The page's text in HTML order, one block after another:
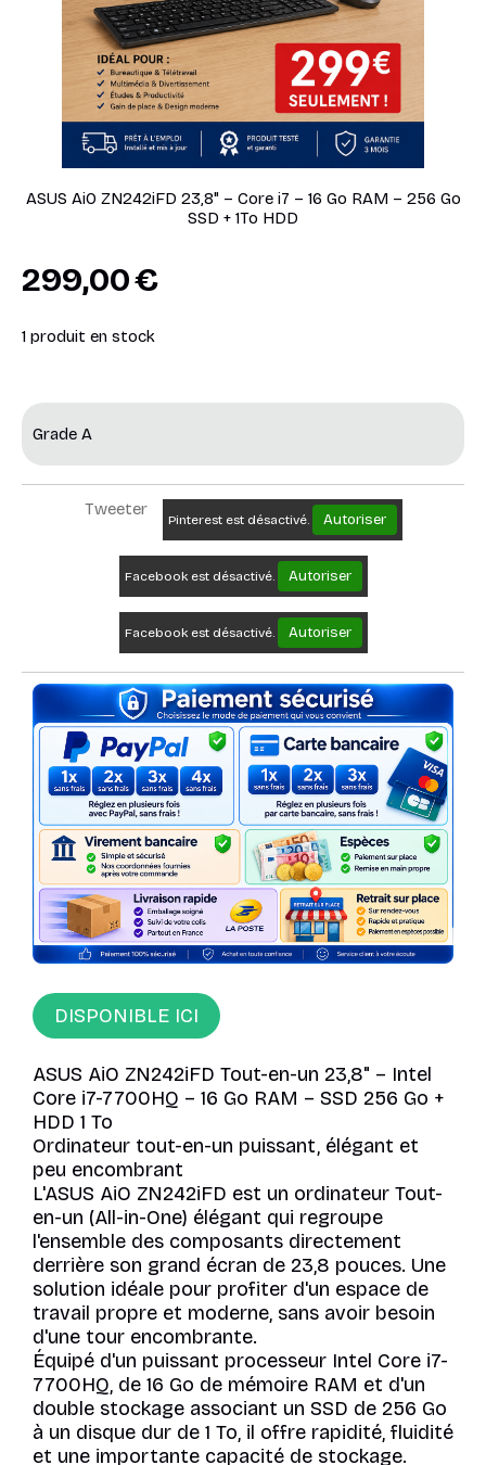
ASUS AiO ZN242iFD 23,8" – Core i7 – 16 Go RAM – 256 Go
SSD + 1To HDD
299,00€
1 produit en stock
Grade A
Tweeter
Pinterest est désactivé. Autoriser
Facebook est désactivé. Autoriser
Facebook est désactivé. Autoriser
DISPONIBLE ICI
ASUS AiO ZN242iFD Tout-en-un 23,8" – Intel
Core i7-7700HQ – 16 Go RAM – SSD 256 Go +
HDD 1 To
Ordinateur tout-en-un puissant, élégant et
peu encombrant
L'ASUS AiO ZN242iFD est un ordinateur Tout-
en-un (All-in-One) élégant qui regroupe
l'ensemble des composants directement
derrière son grand écran de 23,8 pouces. Une
solution idéale pour profiter d'un espace de
travail propre et moderne, sans avoir besoin
d'une tour encombrante.
Équipé d'un puissant processeur Intel Core i7-
7700HQ, de 16 Go de mémoire RAM et d'un
double stockage associant un SSD de 256 Go
à un disque dur de 1 To, il offre rapidité, fluidité
et une importante capacité de stockage.